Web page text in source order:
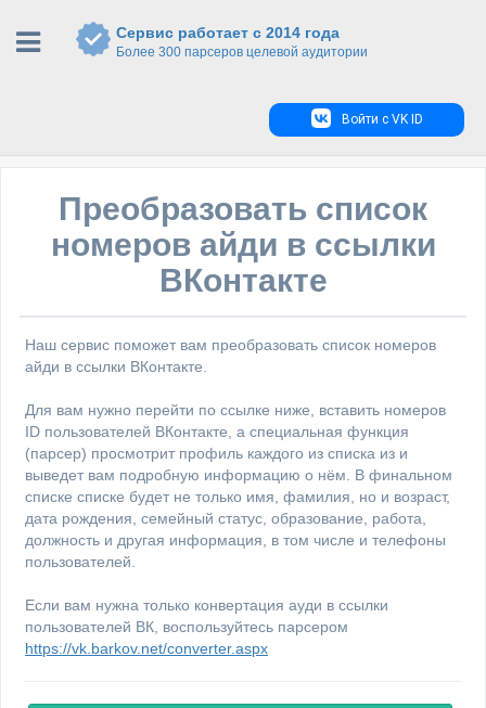
Сервис работает с 2014 года
Более 300 парсеров целевой аудитории
Войти с VK ID
Преобразовать список
номеров айди в ссылки
ВКонтакте
Наш сервис поможет вам преобразовать список номеров
айди в ссылки ВКонтакте.
Для вам нужно перейти по ссылке ниже, вставить номеров
ID пользователей ВКонтакте, а специальная функция
(парсер) просмотрит профиль каждого из списка из и
выведет вам подробную информацию о нём. В финальном
списке списке будет не только имя, фамилия, но и возраст,
дата рождения, семейный статус, образование, работа,
должность и другая информация, в том числе и телефоны
пользователей.
Если вам нужна только конвертация ауди в ссылки
пользователей ВК, воспользуйтесь парсером
https://vk.barkov.net/converter.aspx